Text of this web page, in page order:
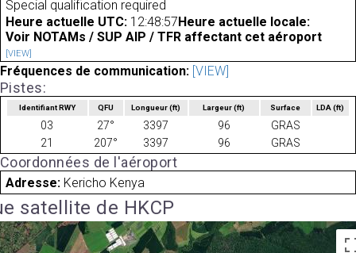
Special qualification required
Heure actuelle UTC: 12:48:57 Heure actuelle locale:
Voir NOTAMs / SUP AIP / TFR affectant cet aéroport
[VIEW]
Fréquences de communication: [VIEW]
Pistes:
Identifiant RWY QFU Longueur(ft) Largeur(ft) Surface LDA(ft)
03 27° 3397 96
GRAS
21
207° 3397 96 GRAS
Coordonnées de l'aéroport
Adresse: Kericho Kenya
satellite de HKCP